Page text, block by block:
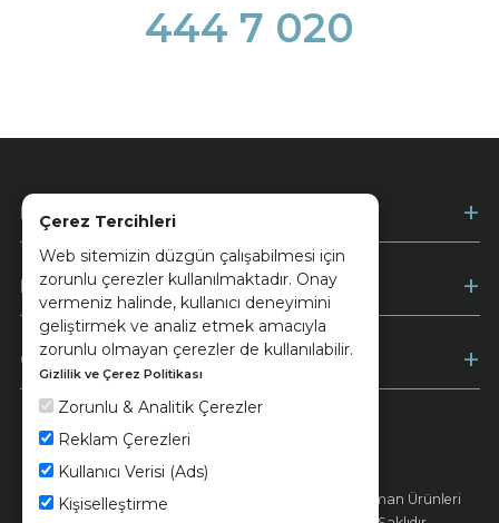
Çerez Tercihleri
Web sitemizin düzgün çalışabilmesi için
zorunlu çerezler kullanılmaktadır. Onay
vermeniz halinde, kullanıcı deneyimini
geliştirmek ve analiz etmek amacıyla
zorunlu olmayan çerezler de kullanılabilir.
Gizlilik ve Çerez Politikası
Zorunlu & Analitik Çerezler
Reklam Çerezleri
Kullanıcı Verisi (Ads)
Kişiselleştirme
444 7 020
Kurumsal
Müşteri Hizmetleri
Ödeme
© 2026 Ünsa Madencilik Turizm Enerji Seramik Orman Ürünleri